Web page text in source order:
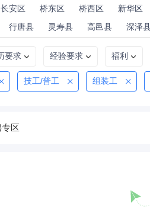
长安区 桥东区 桥西区 新华区
行唐县 灵寿县 高邑县 深泽
要求 经验要求 福利
技工/普工 组装工
区